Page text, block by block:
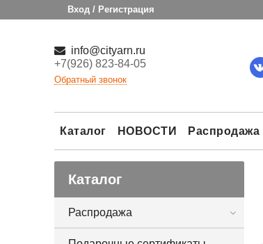
Вход / Регистрация
info@cityarn.ru
+7(926) 823-84-05
Обратный звонок
Каталог НОВОСТИ Распродажа
Каталог
Распродажа